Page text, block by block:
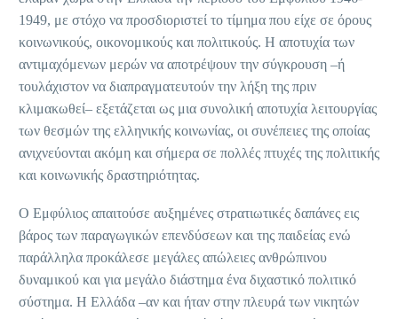
1949, με στόχο να προσδιοριστεί το τίμημα που είχε σε όρους
κοινωνικούς, οικονομικούς και πολιτικούς. Η αποτυχία των
αντιμαχόμενων μερών να αποτρέψουν την σύγκρουση –ή
τουλάχιστον να διαπραγματευτούν την λήξη της πριν
κλιμακωθεί– εξετάζεται ως μια συνολική αποτυχία λειτουργίας
των θεσμών της ελληνικής κοινωνίας, οι συνέπειες της οποίας
ανιχνεύονται ακόμη και σήμερα σε πολλές πτυχές της πολιτικής
και κοινωνικής δραστηριότητας.
Ο Εμφύλιος απαιτούσε αυξημένες στρατιωτικές δαπάνες εις
βάρος των παραγωγικών επενδύσεων και της παιδείας ενώ
παράλληλα προκάλεσε μεγάλες απώλειες ανθρώπινου
δυναμικού και για μεγάλο διάστημα ένα διχαστικό πολιτικό
σύστημα. Η Ελλάδα –αν και ήταν στην πλευρά των νικητών